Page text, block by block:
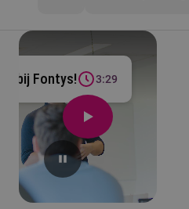
bij Fontys! 3:29